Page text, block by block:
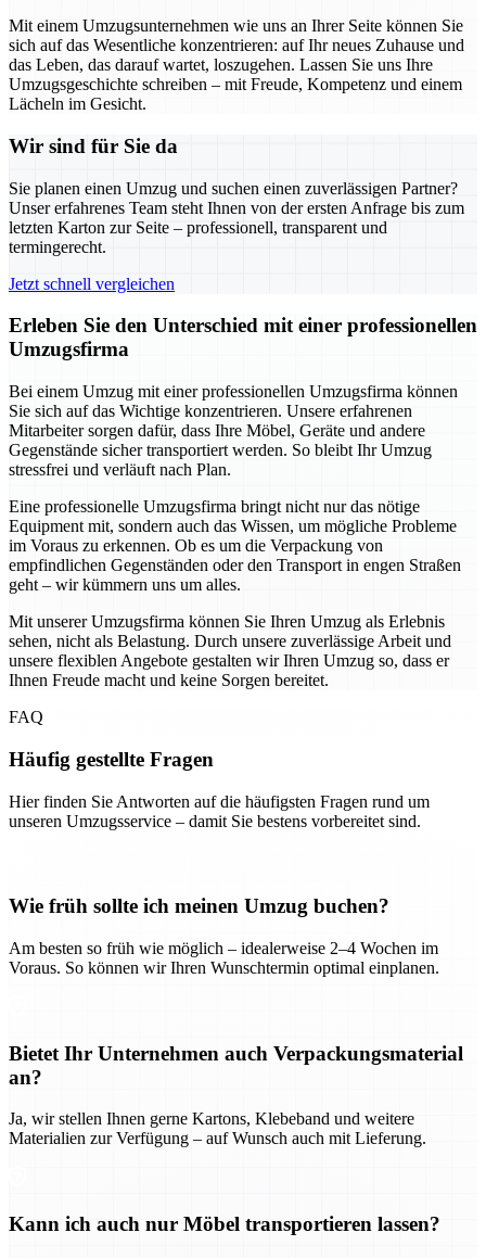
Mit einem Umzugsunternehmen wie uns an Ihrer Seite können Sie
sich auf das Wesentliche konzentrieren: auf Ihr neues Zuhause und
das Leben, das darauf wartet, loszugehen. Lassen Sie uns Ihre
Umzugsgeschichte schreiben – mit Freude, Kompetenz und einem
Lächeln im Gesicht.
Wir sind für Sie da
Sie planen einen Umzug und suchen einen zuverlässigen Partner?
Unser erfahrenes Team steht Ihnen von der ersten Anfrage bis zum
letzten Karton zur Seite – professionell, transparent und
termingerecht.
Jetzt schnell vergleichen
Erleben Sie den Unterschied mit einer professionellen
Umzugsfirma
Bei einem Umzug mit einer professionellen Umzugsfirma können
Sie sich auf das Wichtige konzentrieren. Unsere erfahrenen
Mitarbeiter sorgen dafür, dass Ihre Möbel, Geräte und andere
Gegenstände sicher transportiert werden. So bleibt Ihr Umzug
stressfrei und verläuft nach Plan.
Eine professionelle Umzugsfirma bringt nicht nur das nötige
Equipment mit, sondern auch das Wissen, um mögliche Probleme
im Voraus zu erkennen. Ob es um die Verpackung von
empfindlichen Gegenständen oder den Transport in engen Straßen
geht – wir kümmern uns um alles.
Mit unserer Umzugsfirma können Sie Ihren Umzug als Erlebnis
sehen, nicht als Belastung. Durch unsere zuverlässige Arbeit und
unsere flexiblen Angebote gestalten wir Ihren Umzug so, dass er
Ihnen Freude macht und keine Sorgen bereitet.
FAQ
Häufig gestellte Fragen
Hier finden Sie Antworten auf die häufigsten Fragen rund um
unseren Umzugsservice – damit Sie bestens vorbereitet sind.
Wie früh sollte ich meinen Umzug buchen?
Am besten so früh wie möglich – idealerweise 2–4 Wochen im
Voraus. So können wir Ihren Wunschtermin optimal einplanen.
Bietet Ihr Unternehmen auch Verpackungsmaterial
an?
Ja, wir stellen Ihnen gerne Kartons, Klebeband und weitere
Materialien zur Verfügung – auf Wunsch auch mit Lieferung.
Kann ich auch nur Möbel transportieren lassen?